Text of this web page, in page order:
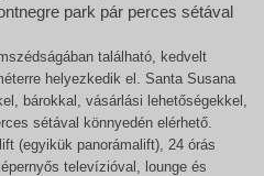
park pár perces sétával
található, kedvelt
helyezkedik el. Santa Susana
bárokkal, vásárlási lehetőségekkel,
sétával könnyedén elérhető.
(egyikük panorámalift), 24 órás
televízióval, lounge és